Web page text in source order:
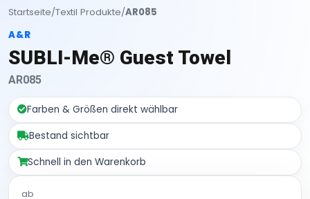
Startseite/Textil Produkte/AR085
A&R
SUBLI-Me® Guest Towel
AR085
Farben & Größen direkt wählbar
Bestand sichtbar
Schnell in den Warenkorb
ab